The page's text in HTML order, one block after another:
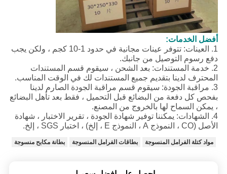
أفضل الخدمات:
1. العينات: تتوفر عينات مجانية في حدود 1-10 كجم ، ولكن يجب
دفع رسوم التوصيل من جانبك.
2. خدمة المستندات: بعد الشحن ، سيقوم قسم المستندات
المحترف لدينا بتقديم جميع المستندات لك في الوقت المناسب.
3. مراقبة الجودة: سيقوم قسم مراقبة الجودة الصارم لدينا
بفحص كل دفعة من البضائع قبل التحميل ، فقط بعد تأهل البضائع
، يمكن السماح لها بالخروج من المصنع.
4. الشهادات: يمكننا توفير شهادة الجودة ، تقرير الاختبار ، شهادة
الأصل (CO ، النموذج A ، النموذج E ، إلخ) ، اختبار SGS ، إلخ.
مواد كتلة الفرامل المنسوجة بطاقات الفرامل المنسوجة بطانة مكابح منسوجة